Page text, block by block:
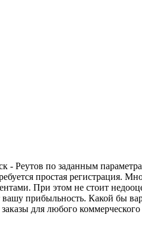
Реутов по заданным
простая регистрация.
При этом не стоит
прибыльность. Какой бы
для любого